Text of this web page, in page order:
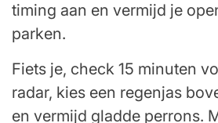
timing aan en vermijd je
parken.
Fiets je, check 15 minuten
radar, kies een regenjas
en vermijd gladde perrons.